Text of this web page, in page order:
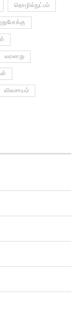
தொழில்நுட்பம்
வரலாறு
விவசாயம்